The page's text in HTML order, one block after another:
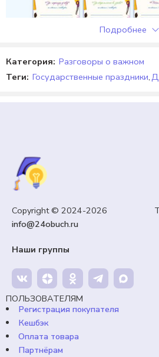
из 5
Отличная презентация,
ГРАМОТЫ, ДИПЛОМЫ, СЕРТИФИКАТЫ,
Грамота за 3 четверть,
Продавец:24obuch.ru
В корзину
Подробнее
Категория: Разговоры о важном
Теги: Государственные праздники,
Copyright © 2024-2026
info@24obuch.ru
Наши группы
ПОЛЬЗОВАТЕЛЯМ
Регистрация покупателя
Кешбэк
Оплата товара
Партнёрам